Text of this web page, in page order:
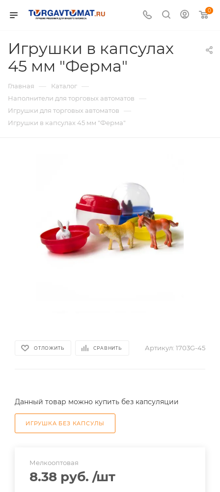
0
Игрушки в капсулах
45 мм "Ферма"
Главная — Каталог —
Наполнители для торговых автоматов —
Игрушки для торговых автоматов —
Игрушки в капсулах 45 мм "Ферма"
ОТЛОЖИТЬ СРАВНИТЬ Артикул: 1703G-45
Данный товар можно купить без капсуляции
ИГРУШКА БЕЗ КАПСУЛЫ
Мелкооптовая
8.38 руб. /шт